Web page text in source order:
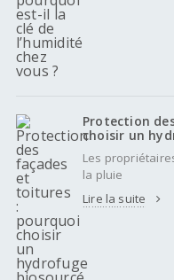
Protection
choisir un
Les
la pluie
Lire la suite